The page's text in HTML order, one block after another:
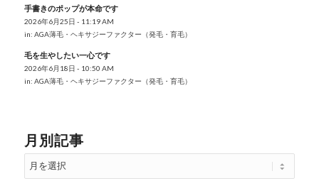
手書きのポップが本命です
2026年6月25日 - 11:19 AM
in: AGA薄毛・ヘキサジーファクター（発毛・育毛）
毛を生やしたい一心です
2026年6月18日 - 10:50 AM
in: AGA薄毛・ヘキサジーファクター（発毛・育毛）
月別記事